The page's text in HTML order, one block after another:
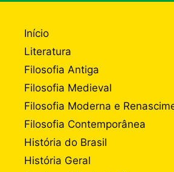
Início
Literatura
Filosofia Antiga
Filosofia Medieval
Filosofia Moderna e
Filosofia Contemporânea
História do Brasil
História Geral